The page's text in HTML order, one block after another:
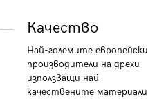
Качество
Най-големите европейски
производители на дрехи
използващи най-
качествените материали